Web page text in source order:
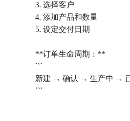
3. 选择客户
4. 添加产品和数量
5. 设定交付日期
**订单生命周期：**
```
新建 → 确认 → 生产中 →
```